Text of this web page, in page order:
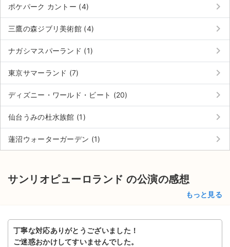
ポケパーク カントー (4) keyboard_arrow_right
三鷹の森ジブリ美術館 (4) keyboard_arrow_right
ナガシマスパーランド (1) keyboard_arrow_right
東京サマーランド (7) keyboard_arrow_right
ディズニー・ワールド・ビート (20) keyboard_arrow_right
仙台うみの杜水族館 (1) keyboard_arrow_right
蓮沼ウォーターガーデン (1) keyboard_arrow_right
サンリオピューロランド の公演の感想
もっと見る
丁寧な対応ありがとうございました！
ご迷惑おかけしてすいませんでした。